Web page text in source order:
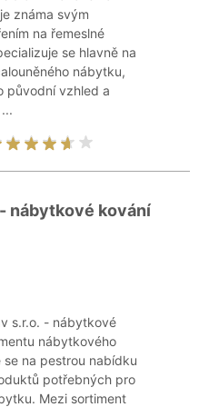
známa svým
na řemeslné
se hlavně na
nábytku,
původní vzhled a
nábytkové kování
s.r.o. - nábytkové
nábytkového
na pestrou nabídku
potřebných pro
Mezi sortiment